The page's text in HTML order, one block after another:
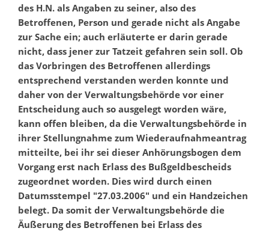
des H.N. als Angaben zu seiner, also des
Betroffenen, Person und gerade nicht als Angabe
zur Sache ein; auch erläuterte er darin gerade
nicht, dass jener zur Tatzeit gefahren sein soll. Ob
das Vorbringen des Betroffenen allerdings
entsprechend verstanden werden konnte und
daher von der Verwaltungsbehörde vor einer
Entscheidung auch so ausgelegt worden wäre,
kann offen bleiben, da die Verwaltungsbehörde in
ihrer Stellungnahme zum Wiederaufnahmeantrag
mitteilte, bei ihr sei dieser Anhörungsbogen dem
Vorgang erst nach Erlass des Bußgeldbescheids
zugeordnet worden. Dies wird durch einen
Datumsstempel "27.03.2006" und ein Handzeichen
belegt. Da somit der Verwaltungsbehörde die
Äußerung des Betroffenen bei Erlass des